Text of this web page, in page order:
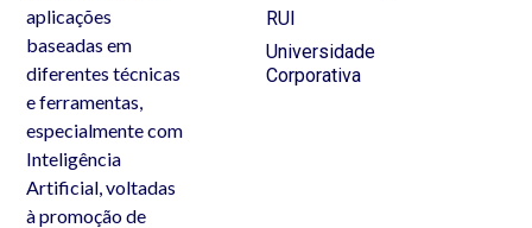
aplicações
baseadas em
diferentes técnicas
e ferramentas,
especialmente com
Inteligência
Artificial, voltadas
à promoção de
RUI
Universidade
Corporativa